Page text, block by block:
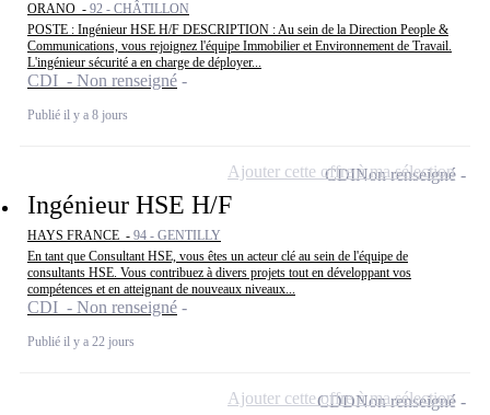
ORANO - 92 - CHÂTILLON
POSTE : Ingénieur HSE H/F DESCRIPTION : Au sein de la Direction People &
Communications, vous rejoignez l'équipe Immobilier et Environnement de Travail.
L'ingénieur sécurité a en charge de déployer...
CDI - Non renseigné
Publié il y a 8 jours
Ingénieur HSE H/F
HAYS FRANCE - 94 - GENTILLY
En tant que Consultant HSE, vous êtes un acteur clé au sein de l'équipe de
consultants HSE. Vous contribuez à divers projets tout en développant vos
compétences et en atteignant de nouveaux niveaux...
CDI - Non renseigné
Publié il y a 22 jours
CDINon renseigné
Ajouter cette offre à ma sélection
CDDNon renseigné
Ajouter cette offre à ma sélection